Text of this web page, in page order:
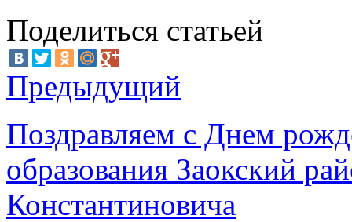
Поделиться статьей
Предыдущий
Поздравляем с Днем
образования Заокский
Константиновича